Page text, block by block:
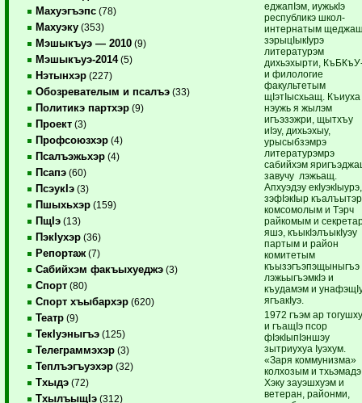
Махуэгъэпс (78)
Махуэку (353)
Мэшыкъуэ — 2010 (9)
Мэшыкъуэ-2014(5)
Нэтынхэр (227)
Обозревателым и псалъэ (33)
Политикэ партхэр (9)
Проект (3)
Профсоюзхэр (4)
Псалъэжьхэр (4)
Псапэ (60)
ПсэукIэ (3)
Пшыхьхэр (159)
ПщIэ (13)
ПэкIухэр (36)
Репортаж (7)
Сабийхэм факъыхуеджэ (3)
Спорт (80)
Спорт хъыбархэр (620)
Театр (9)
ТекIуэныгъэ (125)
Телеграммэхэр (3)
Теплъэгъуэхэр (32)
Тхыдэ (72)
ТхылъыщIэ (312)
еджапIэм, иужькIэ
республикэ школ-
интернатым
зэрыцIыкIурэ
литературэм
дихьэхырти,
и филологие
факультетым
щIэтIысхьащ. Къиуха
нэужь я жылэм
игъэзэжри, щытхъу
иIэу, дихьэхыу,
урысыбзэмрэ
литературэмрэ
сабийхэм
завучу лэжьащ.
Апхуэдэу
зэфIэкIыр
комсомолым и Тэрч
райкомым и
яшэ, къыкIэлъыкIуэу
партым и район
комитетым
къызэгъэпэщыныгъэ
лэжьыгъэмкIэ и
къудамэм и
ягъакIуэ.
1972 гъэм ар
и гъащIэ псор
фIэкIыпIэншэу
зытриухуа Iуэхум.
«Заря коммунизма»
колхозым и
Хэку зауэшхуэм и
ветеран, районми,